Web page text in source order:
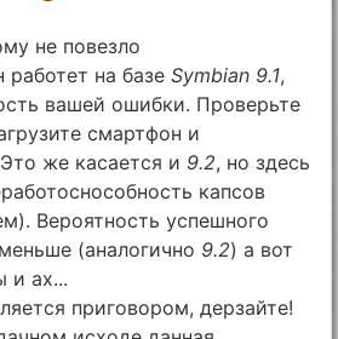
не повезло
работет на базеSymbian 9.1,
вашей ошибки. Проверьте
смартфон и
же касается и 9.2, но здесь
капсов
Вероятность успешного
(аналогично 9.2) а вот
и ах...
приговором, дерзайте!